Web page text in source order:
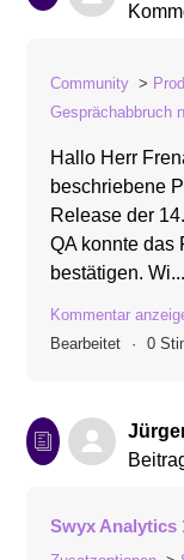
Community
Gesprächabbruch
Hallo Herr
beschriebene
Release der
QA konnte das
bestätigen. Wi...
Kommentar
Bearbeitet
0
Swyx Analytics